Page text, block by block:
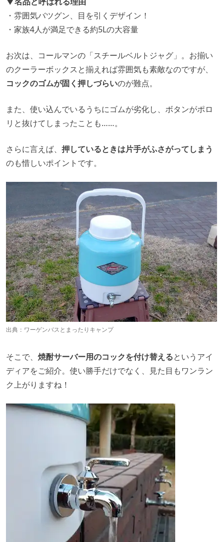
・雰囲気バツグン、目を引くデザイン！
・家族4人が満足できる約5Lの大容量
お次は、コールマンの「スチールベルトジャグ」。お揃い
のクーラーボックスと揃えれば雰囲気も素敵なのですが、
コックのゴムが固く押しづらいのが難点。
また、使い込んでいるうちにゴムが劣化し、ボタンがポロ
リと抜けてしまったことも……。
さらに言えば、 押しているときは片手がふさがってしまう
のも惜しいポイントです。
出典： ワーゲンバスとまったりキャンプ
そこで、 焼酎サーバー用のコックを付け替えるというアイ
ディアをご紹介。使い勝手だけでなく、見た目もワンラン
ク上がりますね！